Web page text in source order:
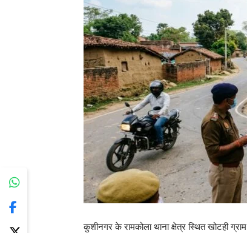
कुशीनगर के रामकोला थाना क्षेत्र स्थित खोटही